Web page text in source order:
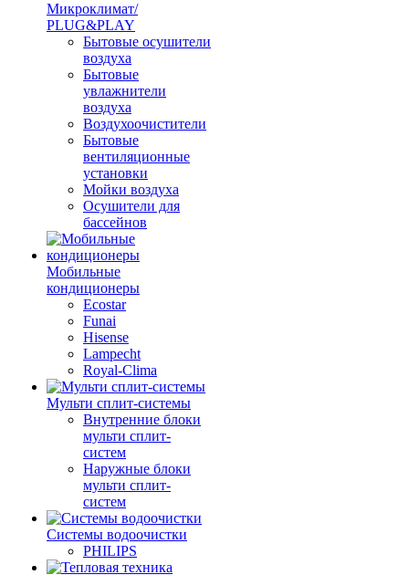
Микроклимат/
PLUG&PLAY
Бытовые осушители
воздуха
Бытовые
увлажнители
воздуха
Воздухоочистители
Бытовые
вентиляционные
установки
Мойки воздуха
Осушители для
бассейнов
Мобильные
кондиционеры
Ecostar
Funai
Hisense
Lampecht
Royal-Clima
Мульти сплит-системы
Внутренние блоки
мульти сплит-
систем
Наружные блоки
мульти сплит-
систем
Системы водоочистки
PHILIPS